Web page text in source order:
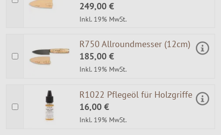
249,00 €
Inkl. 19% MwSt.
R750 Allroundmesser (12cm)
185,00 €
Inkl. 19% MwSt.
R1022 Pflegeöl für Holzgriffe
16,00 €
Inkl. 19% MwSt.